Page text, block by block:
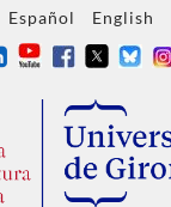
Español English